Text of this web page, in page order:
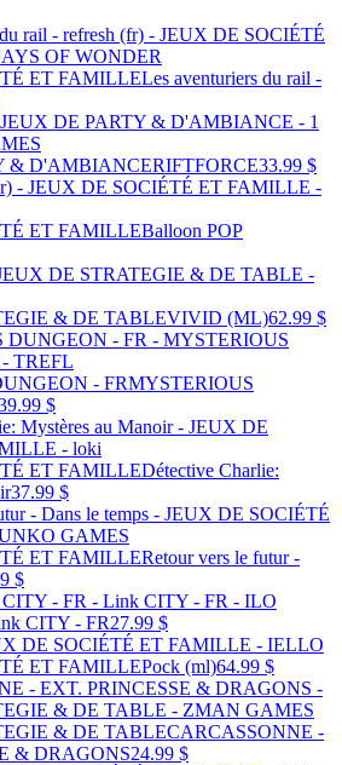
ET FAMILLELes aventuriers du rail -
& D'AMBIANCERIFTFORCE33.99 $
ET FAMILLEBalloon POP
& DE TABLEVIVID (ML)62.99 $
- FRMYSTERIOUS
$
ET FAMILLEDétective Charlie:
37.99 $
ET FAMILLERetour vers le futur -
$
CITY - FR27.99 $
ET FAMILLEPock (ml)64.99 $
& DE TABLECARCASSONNE -
& DRAGONS24.99 $